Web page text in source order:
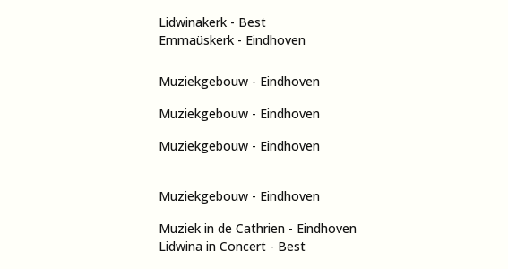
Lidwinakerk - Best
Emmaüskerk - Eindhoven
Muziekgebouw - Eindhoven
Muziekgebouw - Eindhoven
Muziekgebouw - Eindhoven
Muziekgebouw - Eindhoven
Muziek in de Cathrien - Eindhoven
Lidwina in Concert - Best